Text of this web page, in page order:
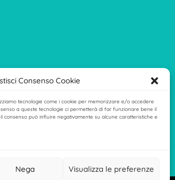
Consenso Cookie
tecnologie come i cookie per memorizzare e/o accedere
a queste tecnologie ci permetterà di far funzionare bene il
consenso può influire negativamente su alcune caratteristiche e
Nega Visualizza le preferenze